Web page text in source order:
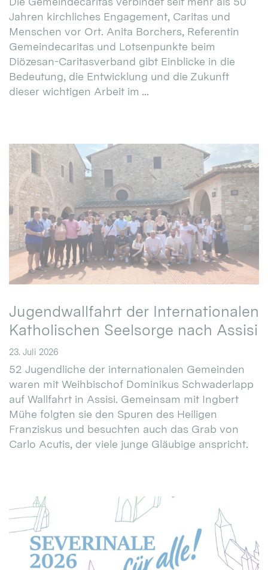
Jahren kirchliches Engagement, Caritas und
Menschen vor Ort. Anita Borchers, Referentin
Gemeindecaritas und Lotsenpunkte beim
Diözesan-Caritasverband gibt Einblicke in die
Bedeutung, die Entwicklung und die Zukunft
dieser wichtigen Arbeit im ...
Jugendwallfahrt der Internationalen
Katholischen Seelsorge nach Assisi
23. Juli 2026
52 Jugendliche der internationalen Gemeinden
waren mit Weihbischof Dominikus Schwaderlapp
auf Wallfahrt in Assisi. Gemeinsam mit Ingbert
Mühe folgten sie den Spuren des Heiligen
Franziskus und besuchten auch das Grab von
Carlo Acutis, der viele junge Gläubige anspricht.